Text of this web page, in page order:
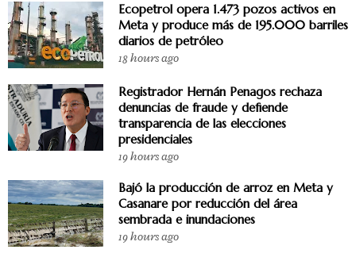
Ecopetrol opera 1.473 pozos activos en
Meta y produce más de 195.000 barriles
diarios de petróleo
18 hours ago
Registrador Hernán Penagos rechaza
denuncias de fraude y defiende
transparencia de las elecciones
presidenciales
19 hours ago
Bajó la producción de arroz en Meta y
Casanare por reducción del área
sembrada e inundaciones
19 hours ago